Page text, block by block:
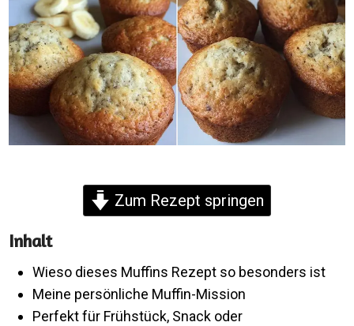
Zum Rezept springen
Inhalt
Wieso dieses Muffins Rezept so besonders ist
Meine persönliche Muffin-Mission
Perfekt für Frühstück, Snack oder